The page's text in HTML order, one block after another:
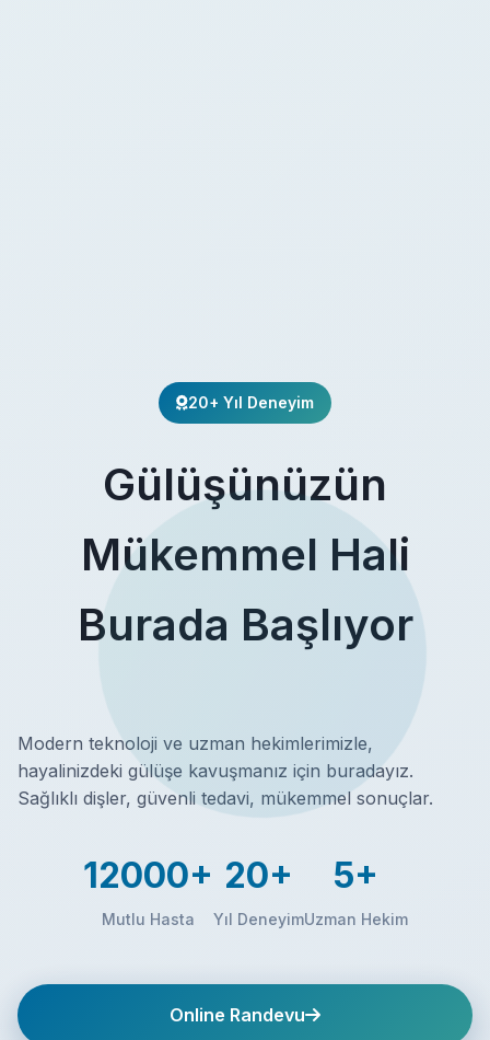
20+ Yıl Deneyim
Gülüşünüzün
Mükemmel Hali
Burada Başlıyor
Modern teknoloji ve uzman hekimlerimizle,
hayalinizdeki gülüşe kavuşmanız için buradayız.
Sağlıklı dişler, güvenli tedavi, mükemmel sonuçlar.
12000+
Mutlu Hasta
20+
Yıl Deneyim
5+
Uzman Hekim
Online Randevu